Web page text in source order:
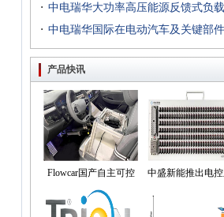
京新能源汽车股份有限公司
· 中电瑞华大功率高压能源反馈式负
统成功交付中电熊猫
· 中电瑞华国际在电动汽车及关键部
评研讨会上演绎先进测评技术
产品快讯
Flowcar国产自主可控
自动驾驶机器人来到我
中盛新能推出电
控制器BOB集成